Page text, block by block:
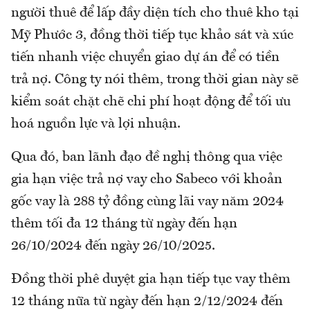
người thuê để lấp đầy diện tích cho thuê kho tại
Mỹ Phước 3, đồng thời tiếp tục khảo sát và xúc
tiến nhanh việc chuyển giao dự án để có tiền
trả nợ. Công ty nói thêm, trong thời gian này sẽ
kiểm soát chặt chẽ chi phí hoạt động để tối ưu
hoá nguồn lực và lợi nhuận.
Qua đó, ban lãnh đạo đề nghị thông qua việc
gia hạn việc trả nợ vay cho Sabeco với khoản
gốc vay là 288 tỷ đồng cùng lãi vay năm 2024
thêm tối đa 12 tháng từ ngày đến hạn
26/10/2024 đến ngày 26/10/2025.
Đồng thời phê duyệt gia hạn tiếp tục vay thêm
12 tháng nữa từ ngày đến hạn 2/12/2024 đến